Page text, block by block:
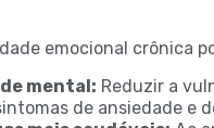
emocional crônica
mental: Reduzir a
de ansiedade e